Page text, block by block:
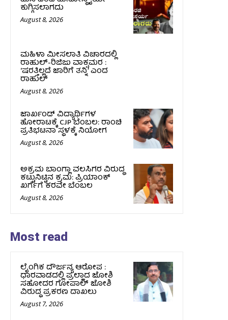
ಕುಗ್ಗಿಸಲಾಗದು
August 8, 2026
ಮಹಿಳಾ ಮೀಸಲಾತಿ ವಿಚಾರದಲ್ಲಿ
ರಾಹುಲ್‌-ರಿಜಿಜು ವಾಕ್ಸಮರ :
‘ಷರತ್ತಿಲ್ಲದೆ ಜಾರಿಗೆ ತನ್ನಿ’ ಎಂದ
ರಾಹುಲ್‌
August 8, 2026
ಜಾರ್ಖಂಡ್‌ ವಿದ್ಯಾರ್ಥಿಗಳ
ಹೋರಾಟಕ್ಕೆ CJP ಬೆಂಬಲ: ರಾಂಚಿ
ಪ್ರತಿಭಟನಾ ಸ್ಥಳಕ್ಕೆ ನಿಯೋಗ
August 8, 2026
ಅಕ್ರಮ ಬಾಂಗ್ಲಾ ವಲಸಿಗರ ವಿರುದ್ಧ
ಕಟ್ಟುನಿಟ್ಟಿನ ಕ್ರಮ: ಪ್ರಿಯಾಂಕ್
ಖರ್ಗೆಗೆ ಕರವೇ ಬೆಂಬಲ
August 8, 2026
Most read
ಲೈಂಗಿಕ ದೌರ್ಜನ್ಯ ಆರೋಪ :
ಧಾರವಾಡದಲ್ಲಿ ಪ್ರಲ್ಹಾದ ಜೋಶಿ
ಸಹೋದರ ಗೋಪಾಲ್ ಜೋಶಿ
ವಿರುದ್ಧ ಪ್ರಕರಣ ದಾಖಲು
August 7, 2026